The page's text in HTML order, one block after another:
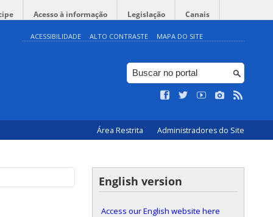
Acesso à informação Legislação Canais
ACESSIBILIDADE ALTO CONTRASTE MAPA DO SITE
Área Restrita Administradores do Site
English version
Access our English website here